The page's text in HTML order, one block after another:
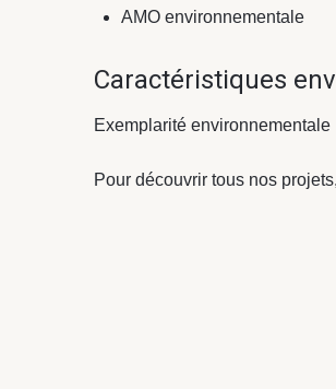
AMO environnementale
Caractéristiques
Exemplarité environnementale
Pour découvrir tous nos